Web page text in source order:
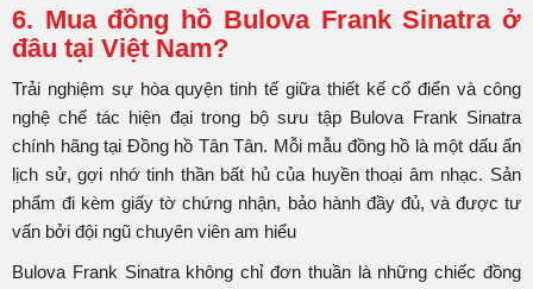
6. Mua đồng hồ Bulova Frank Sinatra ở
đâu tại Việt Nam?
Trải nghiệm sự hòa quyện tinh tế giữa thiết kế cổ điển và công
nghệ chế tác hiện đại trong bộ sưu tập Bulova Frank Sinatra
chính hãng tại Đồng hồ Tân Tân. Mỗi mẫu đồng hồ là một dấu ấn
lịch sử, gợi nhớ tinh thần bất hủ của huyền thoại âm nhạc. Sản
phẩm đi kèm giấy tờ chứng nhận, bảo hành đầy đủ, và được tư
vấn bởi đội ngũ chuyên viên am hiểu
Bulova Frank Sinatra không chỉ đơn thuần là những chiếc đồng